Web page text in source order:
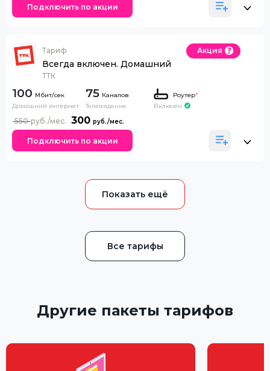
Подключить по акции
Тариф
Всегда включен. Домашний
ТТК
Акция
100
Домашний интернет
75 Каналов
Телевидение
Роутер*
Включен
300
550
Подключить по акции
Все тарифы
Другие пакеты тарифов